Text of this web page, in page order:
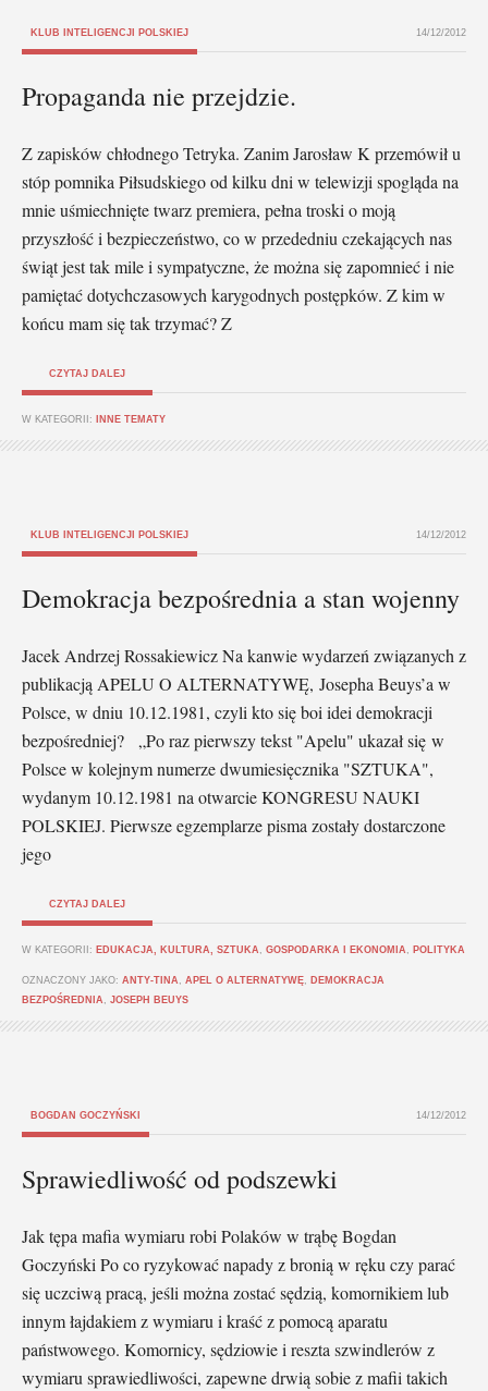
KLUB INTELIGENCJI POLSKIEJ 14/12/2012
Propaganda nie przejdzie.
Z zapisków chłodnego Tetryka. Zanim Jarosław K przemówił u
stóp pomnika Piłsudskiego od kilku dni w telewizji spogląda na
mnie uśmiechnięte twarz premiera, pełna troski o moją
przyszłość i bezpieczeństwo, co w przededniu czekających nas
świąt jest tak mile i sympatyczne, że można się zapomnieć i nie
pamiętać dotychczasowych karygodnych postępków. Z kim w
końcu mam się tak trzymać? Z
CZYTAJ DALEJ
W KATEGORII: INNE TEMATY
KLUB INTELIGENCJI POLSKIEJ 14/12/2012
Demokracja bezpośrednia a stan wojenny
Jacek Andrzej Rossakiewicz Na kanwie wydarzeń związanych z
publikacją APELU O ALTERNATYWĘ, Josepha Beuys’a w
Polsce, w dniu 10.12.1981, czyli kto się boi idei demokracji
bezpośredniej? „Po raz pierwszy tekst "Apelu" ukazał się w
Polsce w kolejnym nu­merze dwumiesięcznika "SZTUKA",
wydanym 10.12.1981 na otwarcie KON­GRESU NAUKI
POLSKIEJ. Pierwsze egzemplarze pisma zostały dostarczone
jego
CZYTAJ DALEJ
W KATEGORII: EDUKACJA, KULTURA, SZTUKA GOSPODARKA I EKONOMIA POLITYKA
OZNACZONY JAKO: ANTY-TINA APEL O ALTERNATYWĘ
DEMOKRACJA
BEZPOŚREDNIA
JOSEPH BEUYS
BOGDAN GOCZYŃSKI 14/12/2012
Sprawiedliwość od podszewki
Jak tępa mafia wymiaru robi Polaków w trąbę Bogdan
Goczyński Po co ryzykować napady z bronią w ręku czy parać
się uczciwą pracą, jeśli można zostać sędzią, komornikiem lub
innym łajdakiem z wymiaru i kraść z pomocą aparatu
państwowego. Komornicy, sędziowie i reszta szwindlerów z
wymiaru sprawiedliwości, zapewne drwią sobie z mafii takich